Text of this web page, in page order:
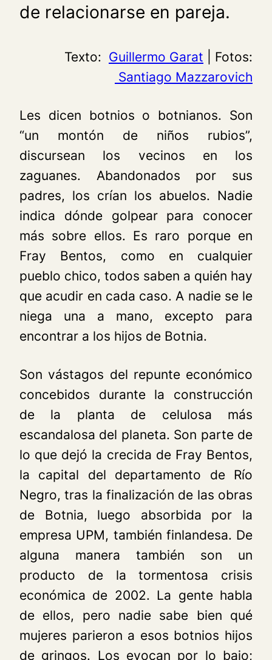
de relacionarse en pareja.
Texto: Guillermo Garat | Fotos:
Santiago Mazzarovich
Les dicen botnios o botnianos. Son
“un montón de niños rubios”,
discursean los vecinos en los
zaguanes. Abandonados por sus
padres, los crían los abuelos. Nadie
indica dónde golpear para conocer
más sobre ellos. Es raro porque en
Fray Bentos, como en cualquier
pueblo chico, todos saben a quién hay
que acudir en cada caso. A nadie se le
niega una a mano, excepto para
encontrar a los hijos de Botnia.
Son vástagos del repunte económico
concebidos durante la construcción
de la planta de celulosa más
escandalosa del planeta. Son parte de
lo que dejó la crecida de Fray Bentos,
la capital del departamento de Río
Negro, tras la finalización de las obras
de Botnia, luego absorbida por la
empresa UPM, también finlandesa. De
alguna manera también son un
producto de la tormentosa crisis
económica de 2002. La gente habla
de ellos, pero nadie sabe bien qué
mujeres parieron a esos botnios hijos
de gringos. Los evocan por lo bajo;